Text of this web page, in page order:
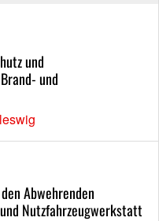
und
und
Abwehrenden
Nutzfahrzeugwerkstatt